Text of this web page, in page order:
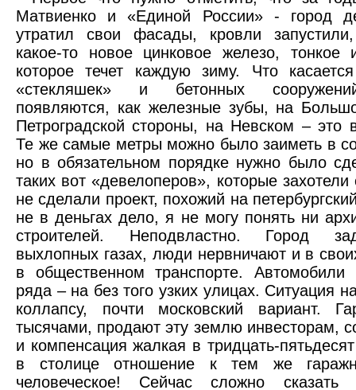
Матвиенко и «Единой России» - город
утратил свои фасады, кровли
какое-то новое цинковое железо, тонкое
которое течет каждую зиму. Что
«стекляшек» и бетонных
появляются, как железные зубы, на
Петроградской стороны, на Невском – это
Те же самые метры можно было заиметь в
но в обязательном порядке нужно было
таких вот «девелоперов», которые захотели
не сделали проект, похожий на
не в деньгах дело, я не могу понять ни
строителей. Неподвластно. Город
выхлопных газах, люди нервничают и в
в общественном транспорте.
ряда – на без того узких улицах. Ситуация
коллапсу, почти московский вариант.
тысячами, продают эту землю инвесторам,
и компенсация жалкая в тридцать-
в столице отношение к тем же
человеческое! Сейчас сложно